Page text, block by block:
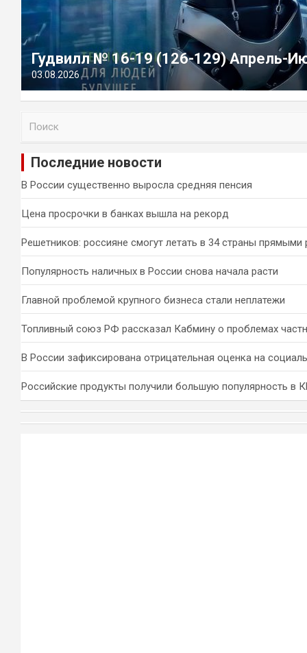
Гудвилл № 16-19 (126-129) Апрель-
03.08.2026
и
Последние новости
В России существенно выросла средняя пенсия
Цена просрочки в банках вышла на рекорд
Решетников: россияне смогут летать в 34 страны прямыми
Популярность наличных в России снова начала расти
Главной проблемой крупного бизнеса стали неплатежи
Топливный союз РФ рассказал Кабмину о проблемах
В России зафиксирована отрицательная оценка на
Российские продукты получили большую популярность в